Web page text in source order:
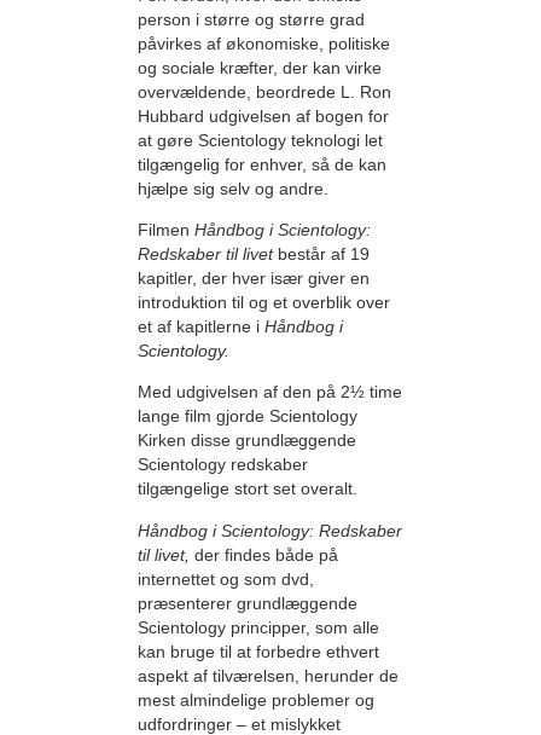
person i større og større grad
påvirkes af økonomiske, politiske
og sociale kræfter, der kan virke
overvældende, beordrede L. Ron
Hubbard udgivelsen af bogen for
at gøre Scientology teknologi let
tilgængelig for enhver, så de kan
hjælpe sig selv og andre.
Filmen Håndbog i Scientology:
Redskaber til livetbestår af 19
kapitler, der hver især giver en
introduktion til og et overblik over
et af kapitlerne i Håndbog i
Scientology.
Med udgivelsen af den på 2½ time
lange film gjorde Scientology
Kirken disse grundlæggende
Scientology redskaber
tilgængelige stort set overalt.
Håndbog i Scientology: Redskaber
til livet, der findes både på
internettet og som dvd,
præsenterer grundlæggende
Scientology principper, som alle
kan bruge til at forbedre ethvert
aspekt af tilværelsen, herunder de
mest almindelige problemer og
udfordringer – et mislykket